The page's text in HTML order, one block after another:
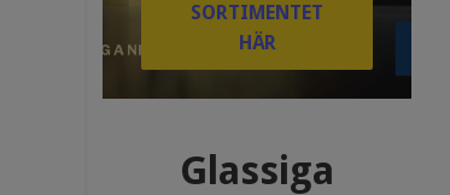
SORTIMENTET
HÄR
Glassiga